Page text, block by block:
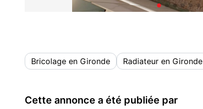
Bricolage en Gironde Radiateur en Gironde
Cette annonce a été publiée par